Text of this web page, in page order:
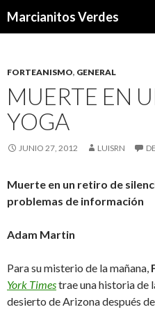
Marcianitos Verdes
FORTEANISMO, GENERAL
MUERTE EN
YOGA
JUNIO 27, 2012 LUISRN
Muerte en un retiro de
problemas de información
Adam Martin
Para su misterio de la mañana,
York Timestrae una historia de
desierto de Arizona después